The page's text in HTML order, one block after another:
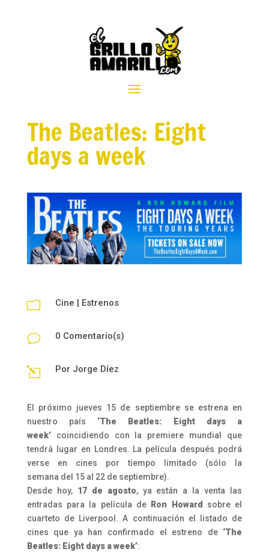
The Beatles: Eight
days a week
m Cine Estrenos
v 0 Comentario(s)
l Por Jorge Díez
El próximo jueves 15 de septiembre se estrena en
nuestro país ‘The Beatles: Eight days a
week’coincidiendo con la premiere mundial que
tendrá lugar en Londres. La película después podrá
verse en cines por tiempo limitado (sólo la
semana del 15 al 22 de septiembre).
Desde hoy, 17 de agosto, ya están a la venta las
entradas para la película de
Ron Howard sobre el
cuarteto de Liverpool. A continuación el listado de
cines que ya han confirmado el estreno de ‘The
Beatles: Eight days a week’: